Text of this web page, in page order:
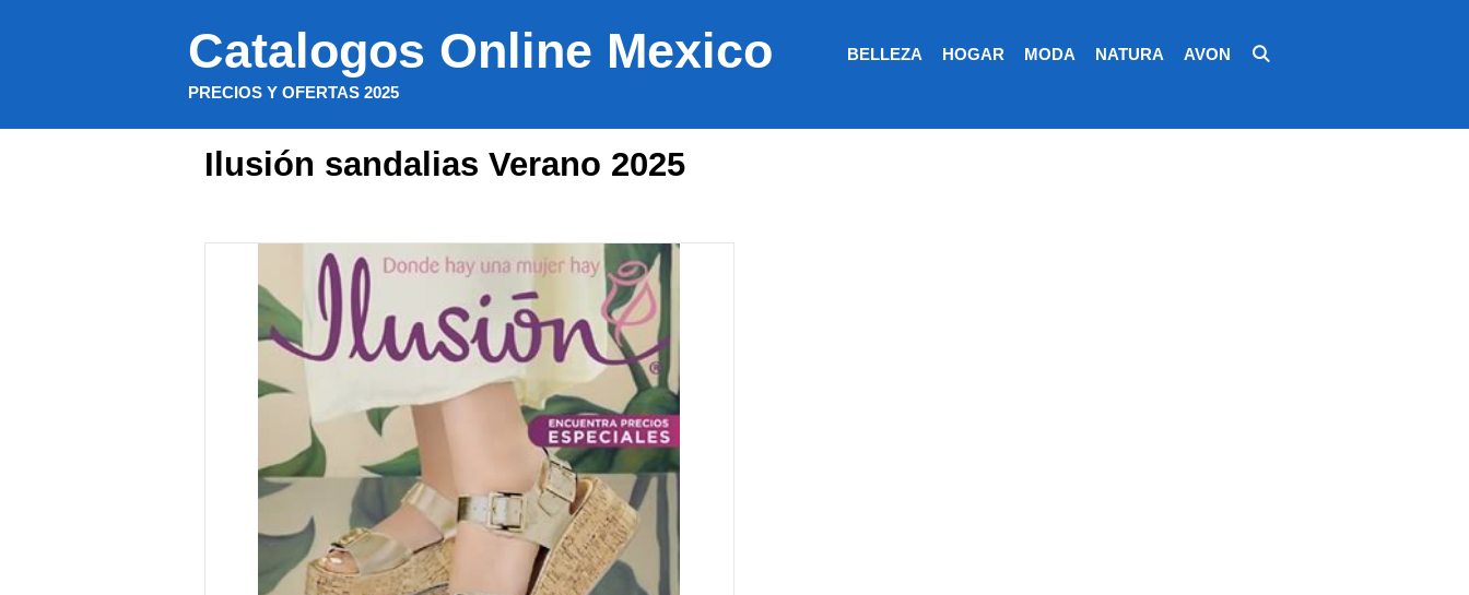
Catalogos Online Mexico
PRECIOS Y OFERTAS 2025
BELLEZA HOGAR MODA NATURA AVON
Ilusión sandalias Verano 2025